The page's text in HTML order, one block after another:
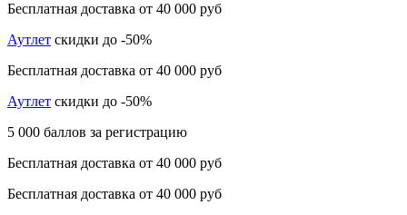
Бесплатная доставка от 40 000 руб
Аутлет скидки до -50%
Бесплатная доставка от 40 000 руб
Аутлет скидки до -50%
5 000 баллов за регистрацию
Бесплатная доставка от 40 000 руб
Бесплатная доставка от 40 000 руб